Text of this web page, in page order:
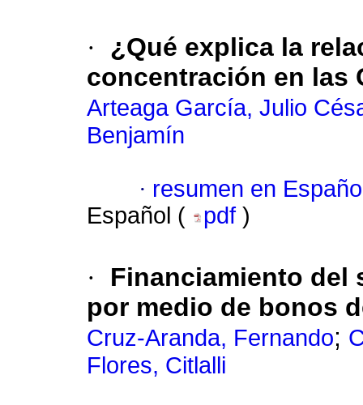
·
¿Qué explica la
concentración en las
Arteaga García, Julio
Benjamín
· resumen en
Español (
pdf )
·
Financiamiento del
por medio de bonos
Cruz-Aranda, Fernando;
Flores, Citlalli